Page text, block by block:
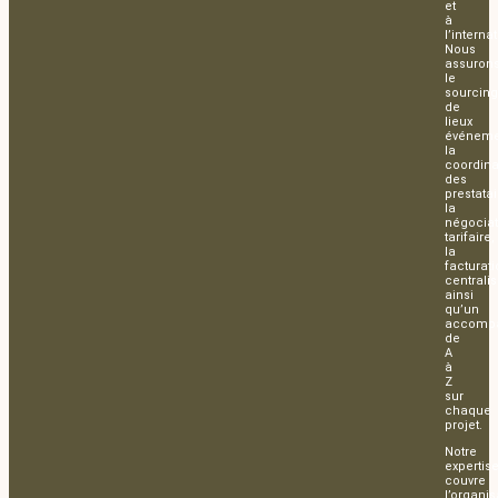
et
à
Nous
le
sourcing
de
lieux
la
des
la
tarifaire,
la
ainsi
qu’un
de
A
à
Z
sur
chaque
projet.
Notre
expertise
couvre